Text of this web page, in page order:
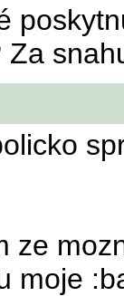
Za
ze
moje